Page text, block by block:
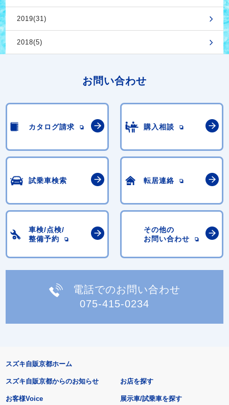
2019(31)
2018(5)
お問い合わせ
カタログ請求 購入相談
試乗車検索 転居連絡
車検/点検/
整備予約
その他の
お問い合わせ
電話でのお問い合わせ
075-415-0234
スズキ自販京都ホーム
スズキ自販京都からのお知らせ
お客様Voice
お店を探す
展示車/試乗車を探す